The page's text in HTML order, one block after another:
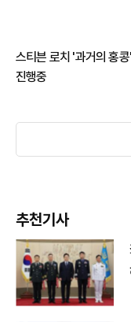
스티븐 로치 '과거의 홍
진행중
추천기사